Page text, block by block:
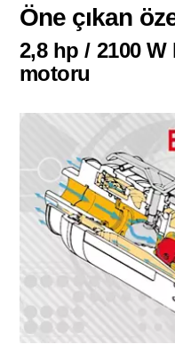
Öne çıkan
2,8 hp / 2100
motoru